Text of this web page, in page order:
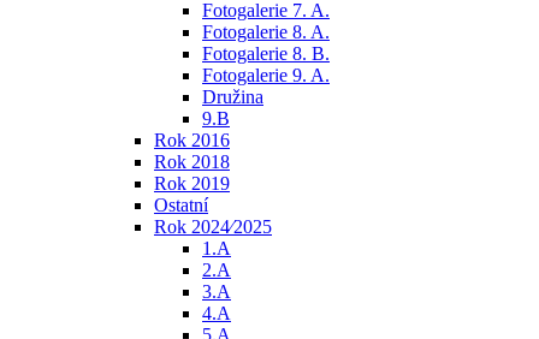
Fotogalerie 7. A.
Fotogalerie 8. A.
Fotogalerie 8. B.
Fotogalerie 9. A.
Družina
9.B
Rok 2016
Rok 2018
Rok 2019
Ostatní
Rok 2024⁄2025
1.A
2.A
3.A
4.A
5.A